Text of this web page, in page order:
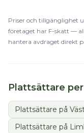
Priser och tillgänglighet
företaget har F-skatt —
hantera avdraget direkt
Plattsättare
Plattsättare på
Plattsättare på